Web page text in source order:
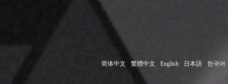
简体中文 繁體中文 English 日本語 한국어